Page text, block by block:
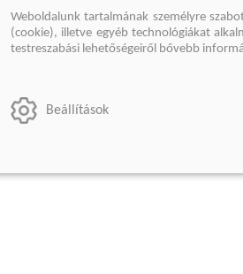
Weboldalunk tartalmának személyre
(cookie), illetve egyéb technológiákat
testreszabási lehetőségeiről bővebb
Beállítások